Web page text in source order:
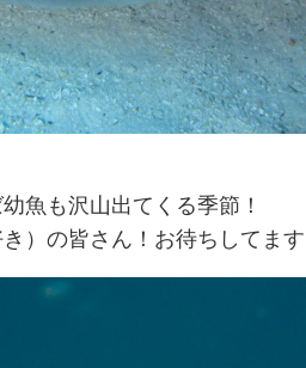
魚も沢山出てくる季節！
）の皆さん！お待ちしてま